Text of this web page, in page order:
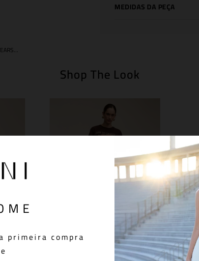
primeira compra
MEDIDAS DA PEÇA
T-SHIRT FOUR YEARS BROWN
Shop The Look
Calça Cigarrete Mirah Beige